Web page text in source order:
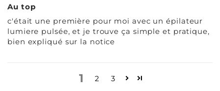
Au top
c'était une première pour moi avec un épilateur
lumiere pulsée, et je trouve ça simple et pratique,
bien expliqué sur la notice
1 2 3